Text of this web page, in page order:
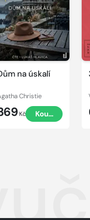
na úskalí
Christie
Kč Koupit